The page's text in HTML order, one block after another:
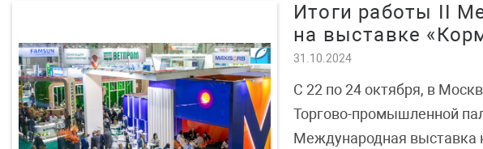
Итоги работы II
на выставке
31.10.2024
С 22 по 24 октября, в
Торгово-промышленной
Международная выставка